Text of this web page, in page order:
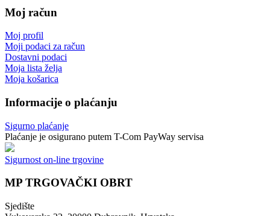
Moj račun
Moj profil
Moji podaci za račun
Dostavni podaci
Moja lista želja
Moja košarica
Informacije o plaćanju
Sigurno plaćanje
Plaćanje je osigurano putem T-Com PayWay servisa
Sigurnost on-line trgovine
MP TRGOVAČKI OBRT
Sjedište